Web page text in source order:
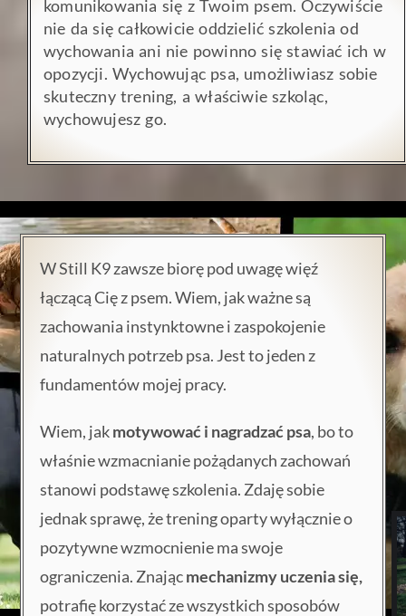
komunikowania się z Twoim psem. Oczywiście
nie da się całkowicie oddzielić szkolenia od
wychowania ani nie powinno się stawiać ich w
opozycji. Wychowując psa, umożliwiasz sobie
skuteczny trening, a właściwie szkoląc,
wychowujesz go.
W Still K9 zawsze biorę pod uwagę więź
łączącą Cię z psem. Wiem, jak ważne są
zachowania instynktowne i zaspokojenie
naturalnych potrzeb psa. Jest to jeden z
fundamentów mojej pracy.
Wiem, jakmotywować i nagradzać psa, bo to
właśnie wzmacnianie pożądanych zachowań
stanowi podstawę szkolenia. Zdaję sobie
jednak sprawę, że trening oparty wyłącznie o
pozytywne wzmocnienie ma swoje
ograniczenia. Znającmechanizmy uczenia się,
potrafię korzystać ze wszystkich sposobów